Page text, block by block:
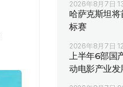
2026年8月7日
哈萨克斯坦
标赛
2026年8月7日
上半年6部国
动电影产业发